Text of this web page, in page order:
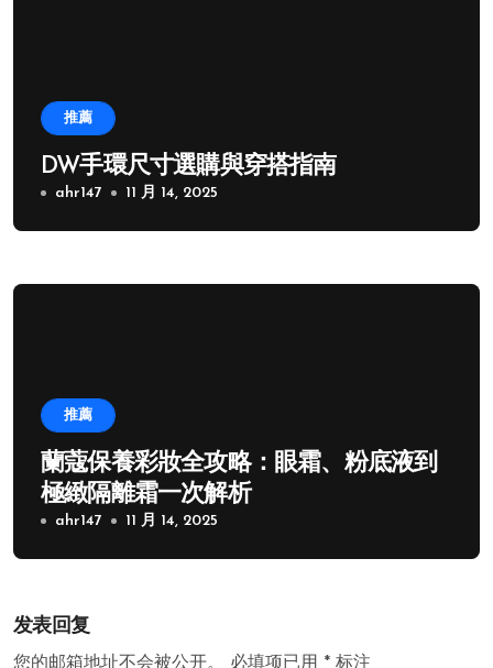
推薦
DW手環尺寸選購與穿搭指南
ahr147 11 月 14, 2025
推薦
蘭蔻保養彩妝全攻略：眼霜、粉底液到
極緻隔離霜一次解析
ahr147 11 月 14, 2025
发表回复
您的邮箱地址不会被公开。 必填项已用 * 标注